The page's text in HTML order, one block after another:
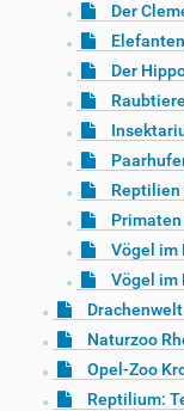
Der
Der
Reptilien
Vögel im
Vögel im
Naturzoo
Opel-Zoo
Reptilium: